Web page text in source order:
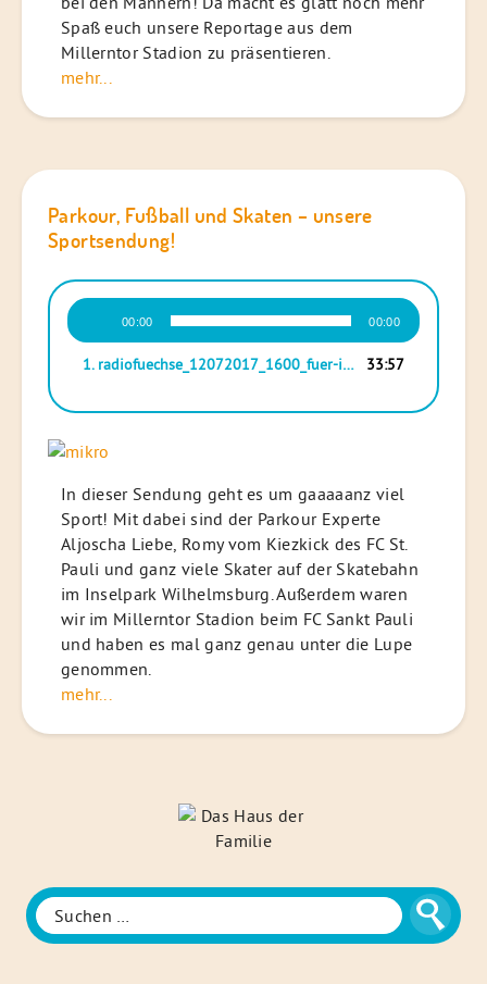
Spaß euch unsere Reportage aus dem
Millerntor Stadion zu präsentieren.
mehr...
Parkour, Fußball und Skaten – unsere
Sportsendung!
Audio-
Player
00:00 00:00
1. radiofuechse_12072017_1600_fuer-internet 33:57
In dieser Sendung geht es um gaaaaanz viel
Sport! Mit dabei sind der Parkour Experte
Aljoscha Liebe, Romy vom Kiezkick des FC St.
Pauli und ganz viele Skater auf der Skatebahn
im Inselpark Wilhelmsburg. Außerdem waren
wir im Millerntor Stadion beim FC Sankt Pauli
und haben es mal ganz genau unter die Lupe
genommen.
mehr...
Familie
Suche
Suchen
nach: